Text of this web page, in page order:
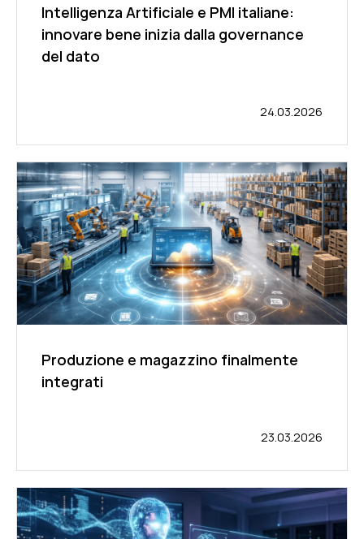
Intelligenza Artificiale e PMI italiane:
innovare bene inizia dalla governance
del dato
24.03.2026
Produzione e magazzino finalmente
integrati
23.03.2026